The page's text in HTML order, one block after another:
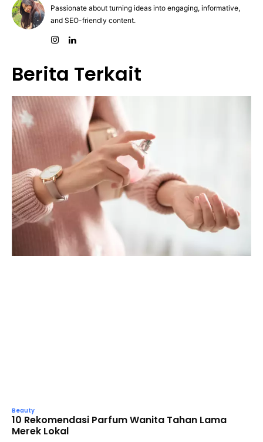
Passionate about turning ideas into engaging, informative,
and SEO-friendly content.
Berita Terkait
Beauty
10 Rekomendasi Parfum Wanita Tahan Lama
Merek Lokal